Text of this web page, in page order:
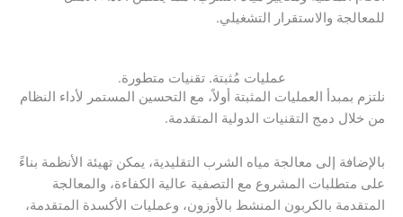
للمعالجة والاستقرار التشغيلي.
عمليات مُثبتة. تقنيات متطورة.
نلتزم بمبدأ العمليات المثبتة أولاً، مع التحسين المستمر لأداء النظام
من خلال دمج التقنيات الدولية المتقدمة.
بالإضافة إلى معالجة مياه الشرب التقليدية، يمكن تهيئة الأنظمة بناءً
على متطلبات المشروع مع التصفية عالية الكفاءة، والمعالجة
المتقدمة بالكربون المنشط بالأوزون، وعمليات الأكسدة المتقدمة،